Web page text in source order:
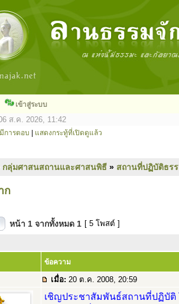
เข้าสู่ระบบ
ส.ค. 2026, 11:42
การตอบ แสดงกระทู้ที่เปิดดูแล้ว
กลุ่มศาสนสถานและศาสนพิธี » สถานที่ปฏิบัติธร
ก
หน้า 1 จากทั้งหมด 1 [ 5 โพสต์ ]
ข้อความ
เมื่อ: 20 ต.ค. 2008, 20:59
เชิญประชาสัมพันธ์สถานที่ปฏิบัติ